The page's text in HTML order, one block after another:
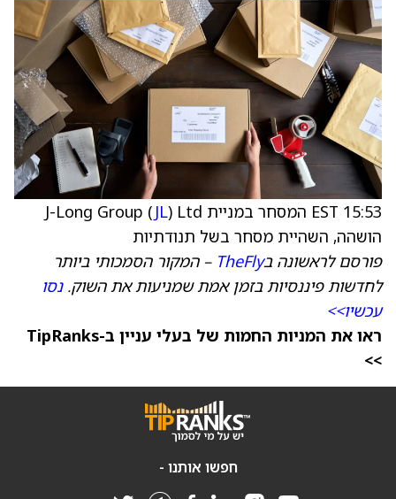
15:53 EST המסחר במניית J-Long Group ( JL) Ltd
הושהה, השהיית מסחר בשל תנודתיות
פורסם לראשונה בTheFly – המקור הסמכותי ביותר
לחדשות פיננסיות בזמן אמת שמניעות את השוק.נסו
עכשיו>>
ראו את המניות החמות של בעלי עניין ב-TipRanks
>>
חפשו אותנו -